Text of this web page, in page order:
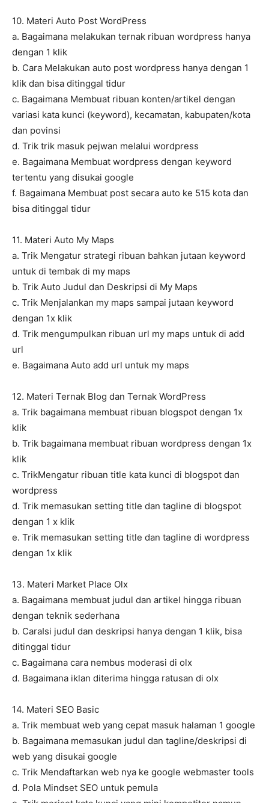
10. Materi Auto Post WordPress
a. Bagaimana melakukan ternak ribuan wordpress hanya
dengan 1 klik
b. Cara Melakukan auto post wordpress hanya dengan 1
klik dan bisa ditinggal tidur
c. Bagaimana Membuat ribuan konten/artikel dengan
variasi kata kunci (keyword), kecamatan, kabupaten/kota
dan povinsi
d. Trik trik masuk pejwan melalui wordpress
e. Bagaimana Membuat wordpress dengan keyword
tertentu yang disukai google
f. Bagaimana Membuat post secara auto ke 515 kota dan
bisa ditinggal tidur
11. Materi Auto My Maps
a. Trik Mengatur strategi ribuan bahkan jutaan keyword
untuk di tembak di my maps
b. Trik Auto Judul dan Deskripsi di My Maps
c. Trik Menjalankan my maps sampai jutaan keyword
dengan 1x klik
d. Trik mengumpulkan ribuan url my maps untuk di add
url
e. Bagaimana Auto add url untuk my maps
12. Materi Ternak Blog dan Ternak WordPress
a. Trik bagaimana membuat ribuan blogspot dengan 1x
klik
b. Trik bagaimana membuat ribuan wordpress dengan 1x
klik
c. TrikMengatur ribuan title kata kunci di blogspot dan
wordpress
d. Trik memasukan setting title dan tagline di blogspot
dengan 1 x klik
e. Trik memasukan setting title dan tagline di wordpress
dengan 1x klik
13. Materi Market Place Olx
a. Bagaimana membuat judul dan artikel hingga ribuan
dengan teknik sederhana
b. CaraIsi judul dan deskripsi hanya dengan 1 klik, bisa
ditinggal tidur
c. Bagaimana cara nembus moderasi di olx
d. Bagaimana iklan diterima hingga ratusan di olx
14. Materi SEO Basic
a. Trik membuat web yang cepat masuk halaman 1 google
b. Bagaimana memasukan judul dan tagline/deskripsi di
web yang disukai google
c. Trik Mendaftarkan web nya ke google webmaster tools
d. Pola Mindset SEO untuk pemula